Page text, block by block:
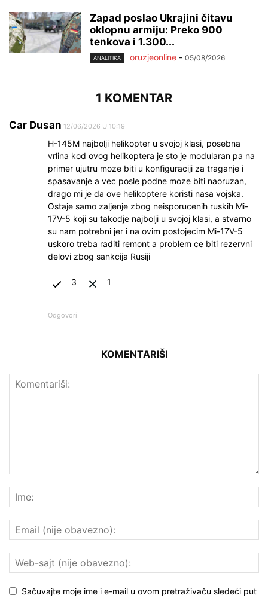
Zapad poslao Ukrajini čitavu
oklopnu armiju: Preko 900
tenkova i 1.300...
ANALITIKA oruzjeonline - 05/08/2026
1 KOMENTAR
Car Dusan 12/06/2026 U 10:19
H-145M najbolji helikopter u svojoj klasi, posebna
vrlina kod ovog helikoptera je sto je modularan pa na
primer ujutru moze biti u konfiguraciji za traganje i
spasavanje a vec posle podne moze biti naoruzan,
drago mi je da ove helikoptere koristi nasa vojska.
Ostaje samo zaljenje zbog neisporucenih ruskih Mi-
17V-5 koji su takodje najbolji u svojoj klasi, a stvarno
su nam potrebni jer i na ovim postojecim Mi-17V-5
uskoro treba raditi remont a problem ce biti rezervni
delovi zbog sankcija Rusiji
3 1
Odgovori
KOMENTARIŠI
Sačuvajte moje ime i e-mail u ovom pretraživaču sledeći put